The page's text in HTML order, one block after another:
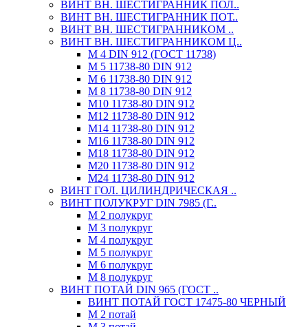
ВИНТ ВН. ШЕСТИГРАННИК ПОЛ..
ВИНТ ВН. ШЕСТИГРАННИК ПОТ..
ВИНТ ВН. ШЕСТИГРАННИКОМ ..
ВИНТ ВН. ШЕСТИГРАННИКОМ Ц..
М 4 DIN 912 (ГОСТ 11738)
М 5 11738-80 DIN 912
М 6 11738-80 DIN 912
М 8 11738-80 DIN 912
М10 11738-80 DIN 912
М12 11738-80 DIN 912
М14 11738-80 DIN 912
М16 11738-80 DIN 912
М18 11738-80 DIN 912
М20 11738-80 DIN 912
М24 11738-80 DIN 912
ВИНТ ГОЛ. ЦИЛИНДРИЧЕСКАЯ ..
ВИНТ ПОЛУКРУГ DIN 7985 (Г..
М 2 полукруг
М 3 полукруг
М 4 полукруг
М 5 полукруг
М 6 полукруг
М 8 полукруг
ВИНТ ПОТАЙ DIN 965 (ГОСТ ..
ВИНТ ПОТАЙ ГОСТ 17475-80 ЧЕРНЫЙ
М 2 потай